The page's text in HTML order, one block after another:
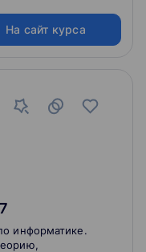
На сайт курса
информатике.